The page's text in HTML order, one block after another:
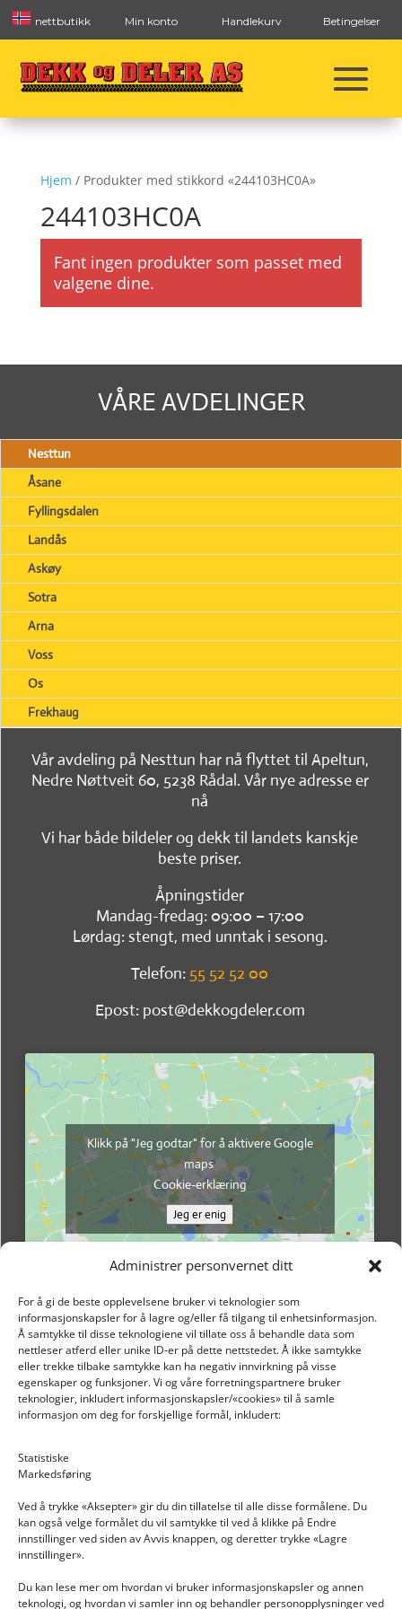
Administrer personvernet ditt
For å gi de beste opplevelsene bruker vi teknologier som
informasjonskapsler for å lagre og/eller få tilgang til enhetsinformasjon.
Å samtykke til disse teknologiene vil tillate oss å behandle data som
nettleser atferd eller unike ID-er på dette nettstedet. Å ikke samtykke
eller trekke tilbake samtykke kan ha negativ innvirkning på visse
egenskaper og funksjoner. Vi og våre forretningspartnere bruker
teknologier, inkludert informasjonskapsler/«cookies» til å samle
informasjon om deg for forskjellige formål, inkludert:
Statistiske
Markedsføring
Ved å trykke «Aksepter» gir du din tillatelse til alle disse formålene. Du
kan også velge formålet du vil samtykke til ved å klikke på Endre
innstillinger ved siden av Avvis knappen, og deretter trykke «Lagre
innstillinger».
Du kan lese mer om hvordan vi bruker informasjonskapsler og annen
teknologi, og hvordan vi samler inn og behandler personopplysninger ved
nettbutikk Min konto Handlekurv Betingelser
Hjem / Produkter med stikkord «244103HC0A»
244103HC0A
Fant ingen produkter som passet med
valgene dine.
VÅRE AVDELINGER
Nesttun
Åsane
Fyllingsdalen
Landås
Askøy
Sotra
Arna
Voss
Os
Frekhaug
Vår avdeling på Nesttun har nå flyttet til Apeltun,
Nedre Nøttveit 60, 5238 Rådal. Vår nye adresse er
nå
Vi har både bildeler og dekk til landets kanskje
beste priser.
Åpningstider
Mandag-fredag: 09:00 – 17:00
Lørdag: stengt, med unntak i sesong.
Telefon: 55 52 52 00
Epost: post@dekkogdeler.com
Klikk på "Jeg godtar" for å aktivere Google
maps
Cookie-erklæring
Jeg er enig
INFORMASJON